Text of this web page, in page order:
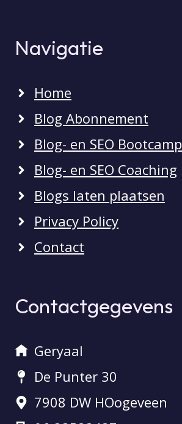
Navigatie
Home
Blog Abonnement
Blog- en SEO Bootcamp
Blog- en SEO Coaching
Blogs laten plaatsen
Privacy Policy
Contact
Contactgegevens
Geryaal
De Punter 30
7908 DW HOogeveen